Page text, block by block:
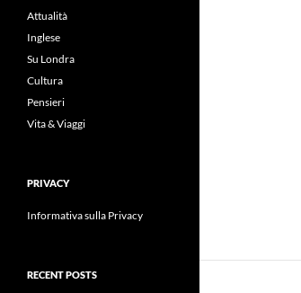
Attualità
Inglese
Su Londra
Cultura
Pensieri
Vita & Viaggi
PRIVACY
Informativa sulla Privacy
RECENT POSTS